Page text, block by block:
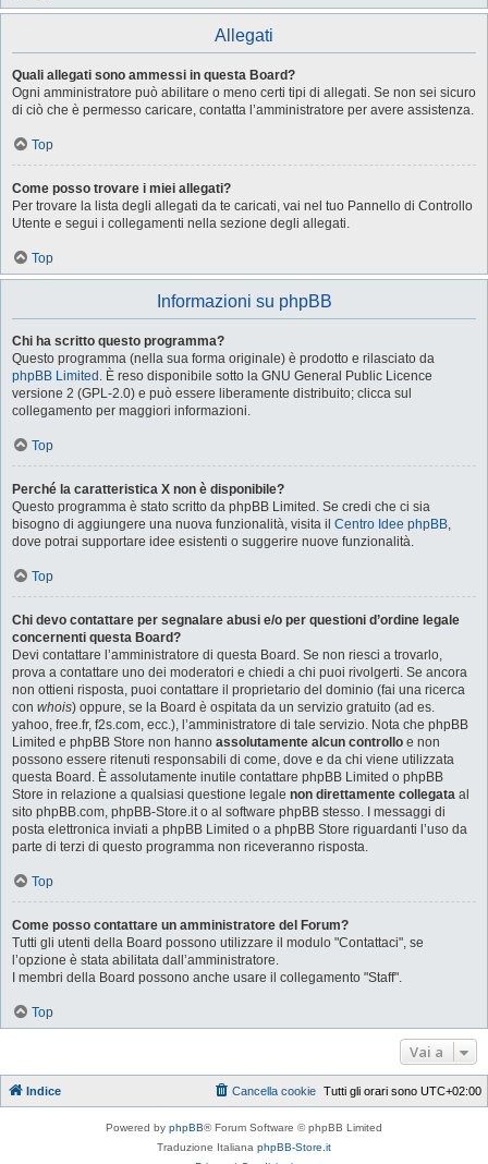
Allegati
Quali allegati sono ammessi in questa Board?
Ogni amministratore può abilitare o meno certi tipi di allegati. Se non sei sicuro
di ciò che è permesso caricare, contatta l’amministratore per avere assistenza.
Top
Come posso trovare i miei allegati?
Per trovare la lista degli allegati da te caricati, vai nel tuo Pannello di Controllo
Utente e segui i collegamenti nella sezione degli allegati.
Top
Informazioni su phpBB
Chi ha scritto questo programma?
Questo programma (nella sua forma originale) è prodotto e rilasciato da
phpBB Limited . È reso disponibile sotto la GNU General Public Licence
versione 2 (GPL-2.0) e può essere liberamente distribuito; clicca sul
collegamento per maggiori informazioni.
Top
Perché la caratteristica X non è disponibile?
Questo programma è stato scritto da phpBB Limited. Se credi che ci sia
bisogno di aggiungere una nuova funzionalità, visita il Centro Idee phpBB,
dove potrai supportare idee esistenti o suggerire nuove funzionalità.
Top
Chi devo contattare per segnalare abusi e/o per questioni d’ordine legale
concernenti questa Board?
Devi contattare l’amministratore di questa Board. Se non riesci a trovarlo,
prova a contattare uno dei moderatori e chiedi a chi puoi rivolgerti. Se ancora
non ottieni risposta, puoi contattare il proprietario del dominio (fai una ricerca
con whois) oppure, se la Board è ospitata da un servizio gratuito (ad es.
yahoo, free.fr, f2s.com, ecc.), l’amministratore di tale servizio. Nota che phpBB
Limited e phpBB Store non hanno assolutamente alcun controllo e non
possono essere ritenuti responsabili di come, dove e da chi viene utilizzata
questa Board. È assolutamente inutile contattare phpBB Limited o phpBB
Store in relazione a qualsiasi questione legale non direttamente collegata al
sito phpBB.com, phpBB-Store.it o al software phpBB stesso. I messaggi di
posta elettronica inviati a phpBB Limited o a phpBB Store riguardanti l’uso da
parte di terzi di questo programma non riceveranno risposta.
Top
Come posso contattare un amministratore del Forum?
Tutti gli utenti della Board possono utilizzare il modulo "Contattaci", se
l’opzione è stata abilitata dall’amministratore.
I membri della Board possono anche usare il collegamento "Staff".
Top
Vai a
Indice Tutti gli orari sono UTC+02:00
Cancella cookie
Powered by phpBB® Forum Software © phpBB Limited
Traduzione Italiana phpBB-Store.it